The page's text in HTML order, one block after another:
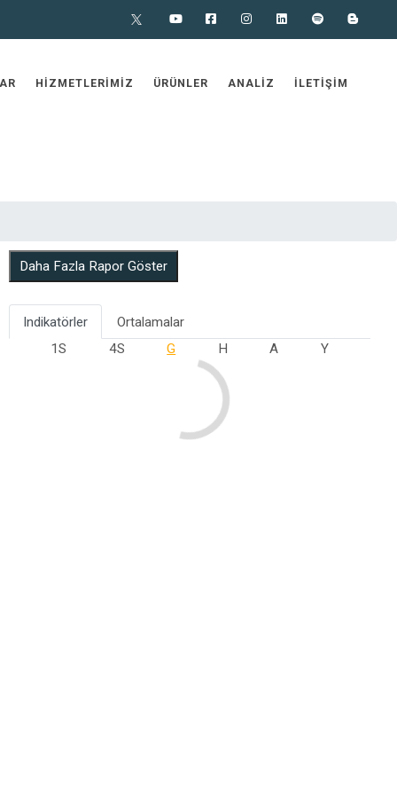
X Youtube FacebookInstagramLinkedinSpotify
HIZMETLERIMIZ ÜRÜNLER ANALIZ İLETIŞIM
Daha Fazla Rapor Göster
Indikatörler
Ortalamalar
1S
4S G H A Y